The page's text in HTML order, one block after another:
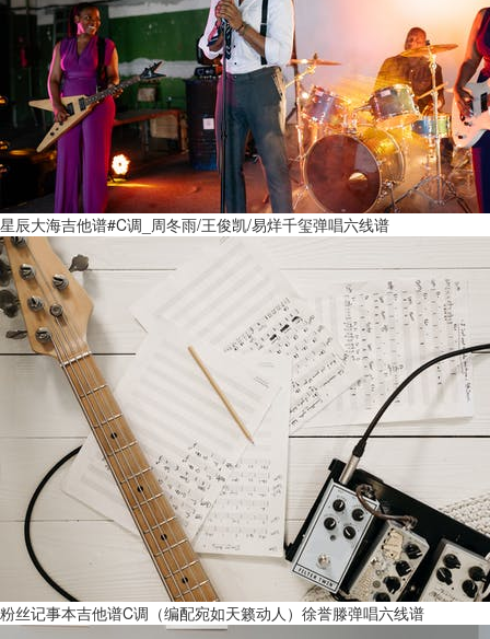
星辰大海吉他谱#C调_周冬雨/王俊凯/易烊千玺弹唱六线谱
粉丝记事本吉他谱C调（编配宛如天籁动人）徐誉滕弹唱六线谱